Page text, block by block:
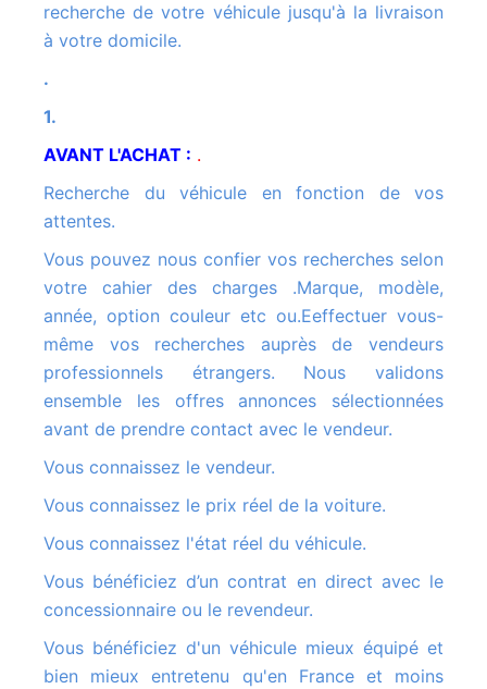
recherche de votre véhicule jusqu'à la livraison
à votre domicile.
.
1.
AVANT L'ACHAT : .
Recherche du véhicule en fonction de vos
attentes.
Vous pouvez nous confier vos recherches selon
votre cahier des charges .Marque, modèle,
année, option couleur etc ou.Eeffectuer vous-
même vos recherches auprès de vendeurs
professionnels étrangers. Nous validons
ensemble les offres annonces sélectionnées
avant de prendre contact avec le vendeur.
Vous connaissez le vendeur.
Vous connaissez le prix réel de la voiture.
Vous connaissez l'état réel du véhicule.
Vous bénéficiez d’un contrat en direct avec le
concessionnaire ou le revendeur.
Vous bénéficiez d'un véhicule mieux équipé et
bien mieux entretenu qu'en France et moins